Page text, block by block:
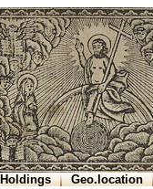
Holdings Geo.location